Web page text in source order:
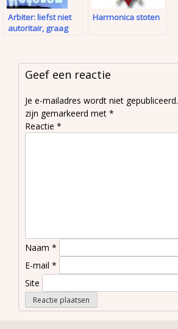
Arbiter: liefst niet
autoritair, graag
Harmonica stoten
Geef een reactie
Je e-mailadres wordt niet gepubliceerd.
zijn gemarkeerd met *
Reactie *
Naam *
E-mail *
Site